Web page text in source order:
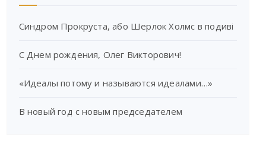
Синдром Прокруста, або Шерлок Холмс в подиві
С Днем рождения, Олег Викторович!
«Идеалы потому и называются идеалами…»
В новый год с новым председателем